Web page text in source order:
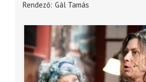
Rendező Gál Tamás